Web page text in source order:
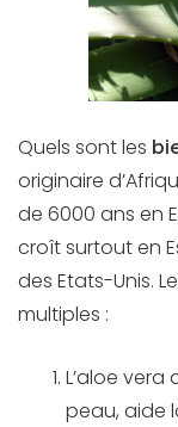
Quels sont les
originaire
de 6000 ans en
croît surtout en
des Etats-Unis.
multiples :
L’aloe
peau, aide